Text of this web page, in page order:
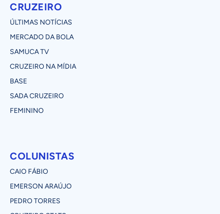
CRUZEIRO
ÚLTIMAS NOTÍCIAS
MERCADO DA BOLA
SAMUCA TV
CRUZEIRO NA MÍDIA
BASE
SADA CRUZEIRO
FEMININO
COLUNISTAS
CAIO FÁBIO
EMERSON ARAÚJO
PEDRO TORRES